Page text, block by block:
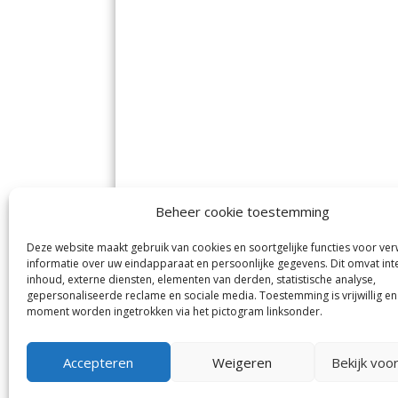
Beheer cookie toestemming
Deze website maakt gebruik van cookies en soortgelijke functies voor
informatie over uw eindapparaat en persoonlijke gegevens. Dit omvat
inhoud, externe diensten, elementen van derden, statistische analyse,
gepersonaliseerde reclame en sociale media. Toestemming is vrijwillig
moment worden ingetrokken via het pictogram linksonder.
Accepteren Weigeren Bekijk
De Nieuwe Meerbode
Visserstraat 10
1431 GJ Aalsmeer
0297-341900
info@meerbode.nl
en
De